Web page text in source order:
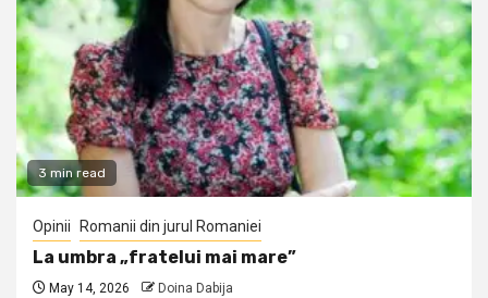
3 min read
Opinii Romanii din jurul Romaniei
La umbra „fratelui mai mare”
May 14, 2026 Doina Dabija